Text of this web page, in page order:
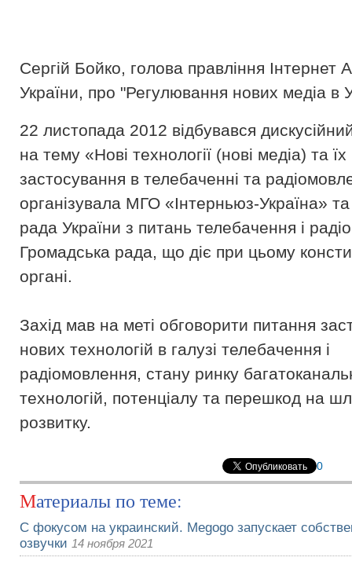
Сергій Бойко, голова правління Інтернет
України, про "Регулювання нових медіа в
22 листопада 2012 відбувався
на тему «Нові технології (нові медіа) та їх
застосування в телебаченні та
організувала МГО «Інтерньюз-Україна»
рада України з питань телебачення і
Громадська рада, що діє при цьому
органі.
Захід мав на меті обговорити питання
нових технологій в галузі телебачення і
радіомовлення, стану ринку
технологій, потенціалу та перешкод на
розвитку.
0
Материалы по теме:
С фокусом на украинский. Megogo запускает
озвучки 14 ноября 2021